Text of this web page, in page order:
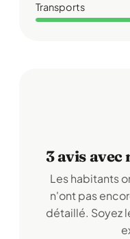
Transports
3 avis avec
Les habitants
n'ont pas
détaillé. Soyez